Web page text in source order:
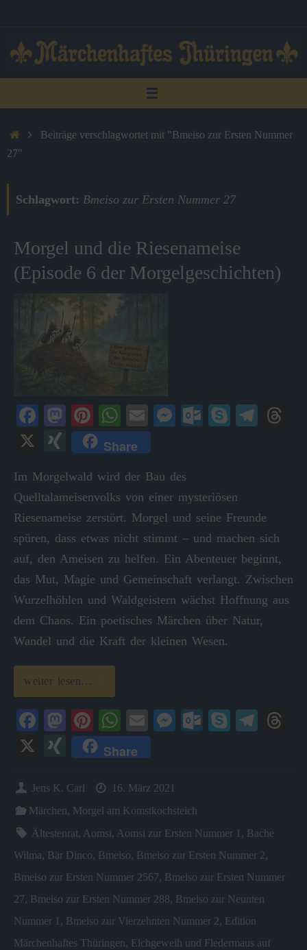
springen
StartBeiträge verschlagwortet mit "Bmeiso zur Ersten Nummer
27"
Schlagwort: Bmeiso zur Ersten Nummer 27
Morgel und die Riesenameise
(Episode 6 der Morgelgeschichten)
Fa
ce
ok
M
as
to
do
n
Pi
nt
er
es
t
W
ha
ts
A
pp
E
m
ail
M
ng
er
O
.c
o
m
S
Te
X
X
N
G
Share
Im Morgelwald wird der Bau des
Quelltalameisenvolks von einer mysteriösen
Riesenameise zerstört. Morgel und seine Freunde
spüren, dass etwas nicht stimmt – und machen sich
auf, den Ameisen zu helfen. Ein Abenteuer beginnt,
das Mut, Magie und Gemeinschaft verlangt. Zwischen
Wurzelhöhlen und Waldgeistern wächst Hoffnung aus
dem Chaos. Ein poetisches Märchen über Natur,
Wandel und die Kraft der kleinen Wesen.
weiter lesen…
Fa
ce
ok
M
as
to
do
n
Pi
nt
er
es
t
W
ha
ts
A
pp
E
m
ail
M
er
O
o
m
S
Te
X
X
N
G
Share
Jens K. Carl
16. März 2021
Märchen, Morgel am Komstkochsteich
Ältestenrat, Aomsi, Aomsi zur Ersten Nummer 1 , Bache
Wilma, Bär Dinco, Bmeiso, Bmeiso zur Ersten Nummer 2,
Bmeiso zur Ersten Nummer 2567, Bmeiso zur Ersten Nummer
27, Bmeiso zur Ersten Nummer 288, Bmeiso zur Neunten
Nummer 1 , Bmeiso zur Vierzehnten Nummer 2, Edition
Märchenhaftes Thüringen, Elchgeweih und Fledermaus auf